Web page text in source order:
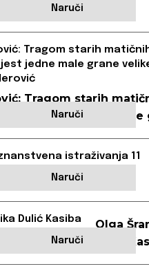
Naruči
Tragom starih
: Povijest jedne male
Naruči
Naruči
Olga
Dulić
Naruči